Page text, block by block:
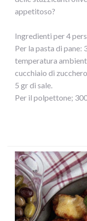
appetitoso?
Ingredienti per 4
Per la pasta di pane:
temperatura
cucchiaio di
5 gr di sale.
Per il polpettone;
latte, 1 uovo, 1
oliva.
Per lucidare: 1 tuorlo
Fate sciogliere il
Raccogliete nella